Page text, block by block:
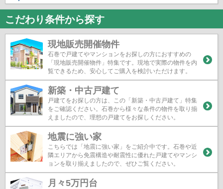
こだわり条件から探す
現地販売開催物件
石巻で戸建てやマンションをお探しの方におすすめの
「現地販売開催物件」特集です。現地で実際の物件を内
覧できるため、安心してご購入を検討いただけます。
新築・中古戸建て
戸建てをお探しの方は、この「新築・中古戸建て」特集
をご確認ください。石巻から様々な条件の物件を取り揃
えましたので、理想の戸建てをお探しください。
地震に強い家
こちらでは「地震に強い家」をご紹介中です。石巻や近
隣エリアから免震構造や耐震性に優れた戸建てやマンシ
ョンを取り揃えましたので、ぜひご覧ください。
月々5万円台